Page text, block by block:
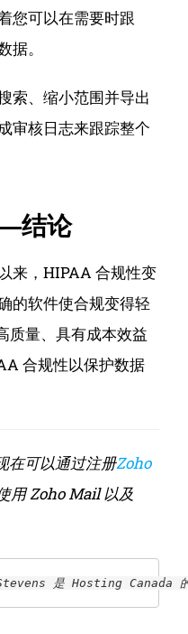
您可以在需要时跟
据。
索、缩小范围并导出
审核日志来跟踪整个
结论
来，HIPAA 合规性变
的软件使合规变得轻
质量、具有成本效益
合规性以保护数据
在可以通过注册Zoho
用 Zoho Mail 以及
是 Hosting Canada 的首